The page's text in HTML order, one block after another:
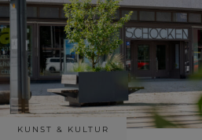
KUNST & KULTUR